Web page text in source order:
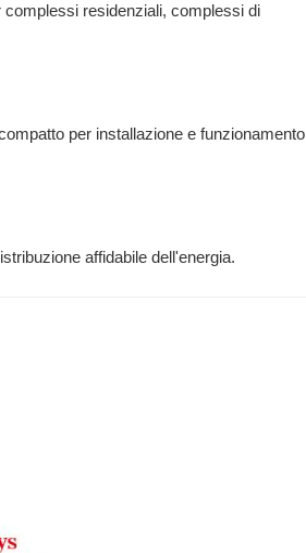
complessi residenziali, complessi di
per installazione e funzionamento
affidabile dell'energia.